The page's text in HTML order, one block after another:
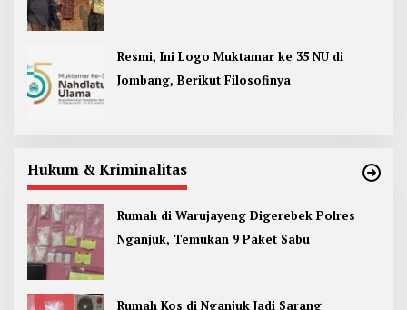
Resmi, Ini Logo Muktamar ke 35 NU di
Jombang, Berikut Filosofinya
Hukum & Kriminalitas
Rumah di Warujayeng Digerebek Polres
Nganjuk, Temukan 9 Paket Sabu
Rumah Kos di Nganjuk Jadi Sarang